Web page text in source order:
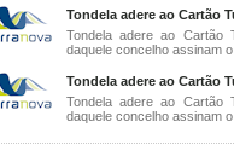
Tondela adere ao Cartão
Tondela adere ao Cartão
daquele concelho assinam
Tondela adere ao Cartão
Tondela adere ao Cartão
daquele concelho assinam